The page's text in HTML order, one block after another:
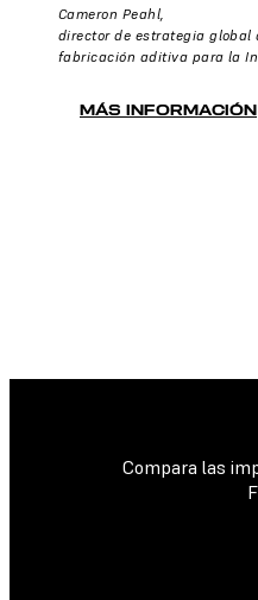
Cameron Peahl,
director de estrategia global
fabricación aditiva para la
MÁS INFORMACIÓN
Compara las